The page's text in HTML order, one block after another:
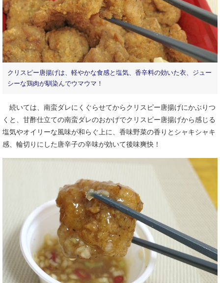
クリスピー唐揚げは、軽やかな食感と塩気、香辛料の効いた衣、ジュー
シーな鶏肉が馴染んでウマウマ！
続いては、南蛮ダレにくぐらせてからクリスピー唐揚げにかぶりつ
くと、甘酢仕立ての南蛮ダレのおかげでクリスピー唐揚げから感じる
塩気やオイリーな風味が和らぐ上に、香味野菜の香りとシャキシャキ
感、輪切りにした唐辛子の辛味が効いて後味爽快！